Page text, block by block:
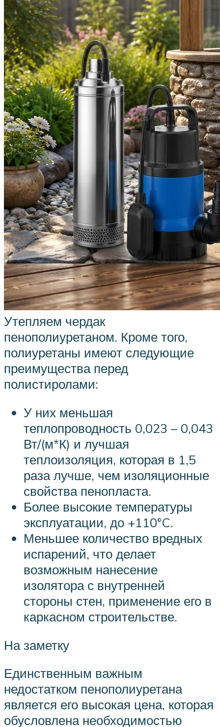
Утепляем чердак
пенополиуретаном. Кроме того,
полиуретаны имеют следующие
преимущества перед
полистиролами:
У них меньшая
теплопроводность 0,023 – 0,043
Вт/(м*К) и лучшая
теплоизоляция, которая в 1,5
раза лучше, чем изоляционные
свойства пенопласта.
Более высокие температуры
эксплуатации, до +110°C.
Меньшее количество вредных
испарений, что делает
возможным нанесение
изолятора с внутренней
стороны стен, применение его в
каркасном строительстве.
На заметку
Единственным важным
недостатком пенополиуретана
является его высокая цена, которая
обусловлена необходимостью